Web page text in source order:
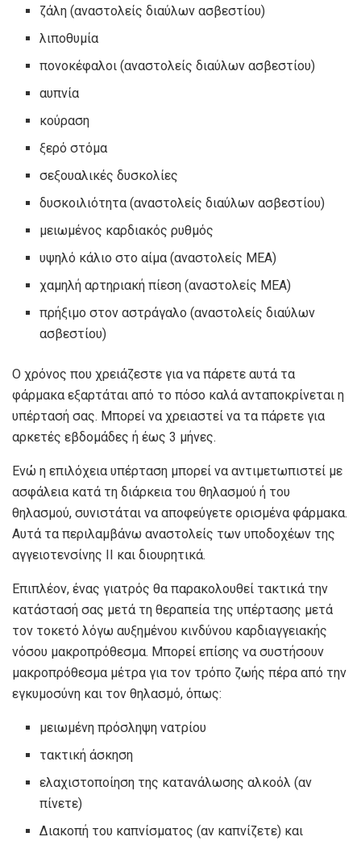
ζάλη (αναστολείς διαύλων ασβεστίου)
λιποθυμία
πονοκέφαλοι (αναστολείς διαύλων ασβεστίου)
αυπνία
κούραση
ξερό στόμα
σεξουαλικές δυσκολίες
δυσκοιλιότητα (αναστολείς διαύλων ασβεστίου)
μειωμένος καρδιακός ρυθμός
υψηλό κάλιο στο αίμα (αναστολείς ΜΕΑ)
χαμηλή αρτηριακή πίεση (αναστολείς ΜΕΑ)
πρήξιμο στον αστράγαλο (αναστολείς διαύλων
ασβεστίου)
Ο χρόνος που χρειάζεστε για να πάρετε αυτά τα
φάρμακα εξαρτάται από το πόσο καλά ανταποκρίνεται η
υπέρτασή σας. Μπορεί να χρειαστεί να τα πάρετε για
αρκετές εβδομάδες ή έως 3 μήνες.
Ενώ η επιλόχεια υπέρταση μπορεί να αντιμετωπιστεί με
ασφάλεια κατά τη διάρκεια του θηλασμού ή του
θηλασμού, συνιστάται να αποφεύγετε ορισμένα φάρμακα.
Αυτά τα περιλαμβάνω αναστολείς των υποδοχέων της
αγγειοτενσίνης ΙΙ και διουρητικά.
Επιπλέον, ένας γιατρός θα παρακολουθεί τακτικά την
κατάστασή σας μετά τη θεραπεία της υπέρτασης μετά
τον τοκετό λόγω αυξημένου κινδύνου καρδιαγγειακής
νόσου μακροπρόθεσμα. Μπορεί επίσης να συστήσουν
μακροπρόθεσμα μέτρα για τον τρόπο ζωής πέρα ​​από την
εγκυμοσύνη και τον θηλασμό, όπως:
μειωμένη πρόσληψη νατρίου
τακτική άσκηση
ελαχιστοποίηση της κατανάλωσης αλκοόλ (αν
πίνετε)
Διακοπή του καπνίσματος (αν καπνίζετε) και